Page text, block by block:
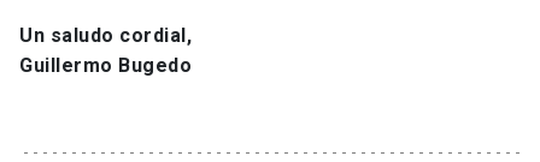
Un saludo cordial,
Guillermo Bugedo